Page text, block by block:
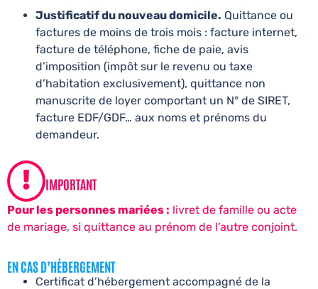
Justificatif du nouveau domicile. Quittance ou
factures de moins de trois mois : facture internet,
facture de téléphone, fiche de paie, avis
d’imposition (impôt sur le revenu ou taxe
d’habitation exclusivement), quittance non
manuscrite de loyer comportant un N° de SIRET,
facture EDF/GDF… aux noms et prénoms du
demandeur.
IMPORTANT
Pour les personnes mariées : livret de famille ou acte
de mariage, si quittance au prénom de l’autre conjoint.
EN CAS D’HÉBERGEMENT
Certificat d’hébergement accompagné de la